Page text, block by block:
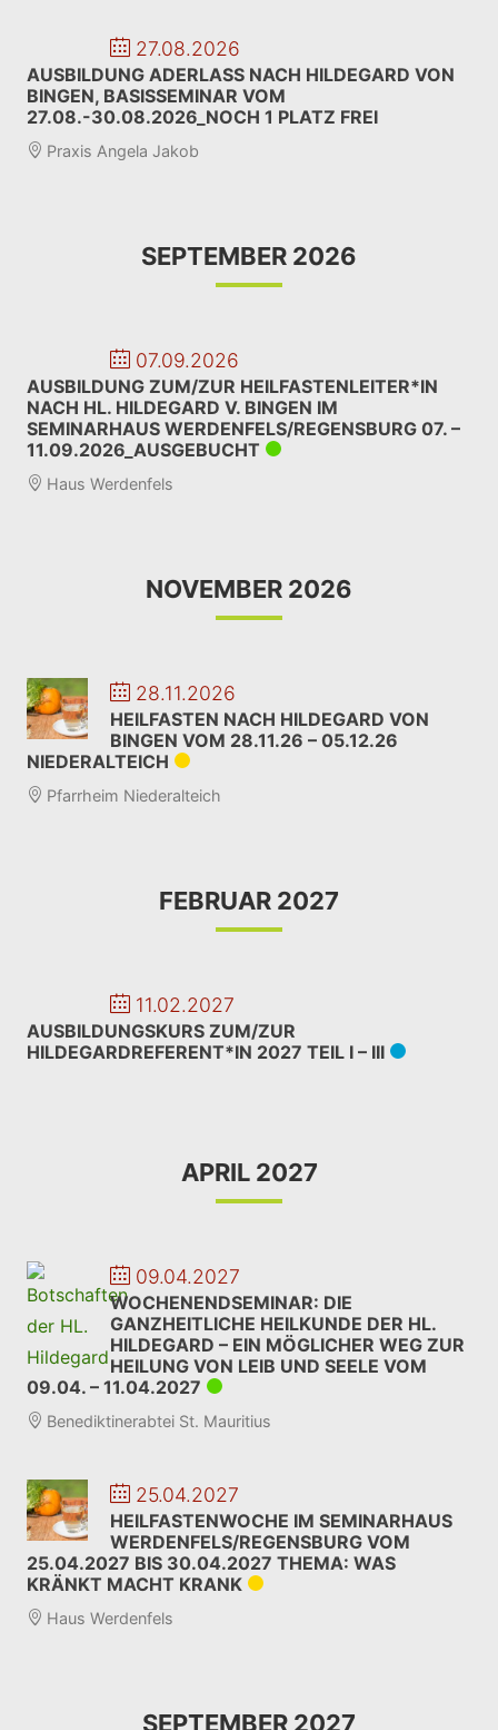
27.08.2026
AUSBILDUNG ADERLASS NACH HILDEGARD VON
BINGEN, BASISSEMINAR VOM
27.08.-30.08.2026_NOCH 1 PLATZ FREI
Praxis Angela Jakob
SEPTEMBER 2026
07.09.2026
AUSBILDUNG ZUM/ZUR HEILFASTENLEITER*IN
NACH HL. HILDEGARD V. BINGEN IM
SEMINARHAUS WERDENFELS/REGENSBURG 07. –
11.09.2026_AUSGEBUCHT
Haus Werdenfels
NOVEMBER 2026
28.11.2026
HEILFASTEN NACH HILDEGARD VON
BINGEN VOM 28.11.26 – 05.12.26
NIEDERALTEICH
Pfarrheim Niederalteich
FEBRUAR 2027
11.02.2027
AUSBILDUNGSKURS ZUM/ZUR
HILDEGARDREFERENT*IN 2027 TEIL I – III
APRIL 2027
09.04.2027
WOCHENENDSEMINAR: DIE
GANZHEITLICHE HEILKUNDE DER HL.
HILDEGARD – EIN MÖGLICHER WEG ZUR
HEILUNG VON LEIB UND SEELE VOM
09.04. – 11.04.2027
Benediktinerabtei St. Mauritius
25.04.2027
HEILFASTENWOCHE IM SEMINARHAUS
WERDENFELS/REGENSBURG VOM
25.04.2027 BIS 30.04.2027 THEMA: WAS
KRÄNKT MACHT KRANK
Haus Werdenfels
SEPTEMBER 2027